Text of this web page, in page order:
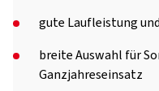
gute Laufleistung
breite Auswahl für
Ganzjahreseinsatz